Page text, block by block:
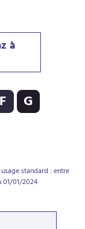
à
(GES) : C - 15
F G
standard : entre
01/01/2024